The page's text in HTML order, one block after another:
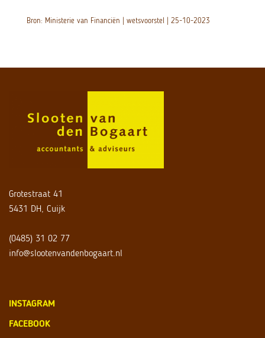
Bron: Ministerie van Financiën | wetsvoorstel | 25-10-2023
Grotestraat 41
5431 DH, Cuijk
(0485) 31 02 77
info@slootenvandenbogaart.nl
INSTAGRAM
FACEBOOK